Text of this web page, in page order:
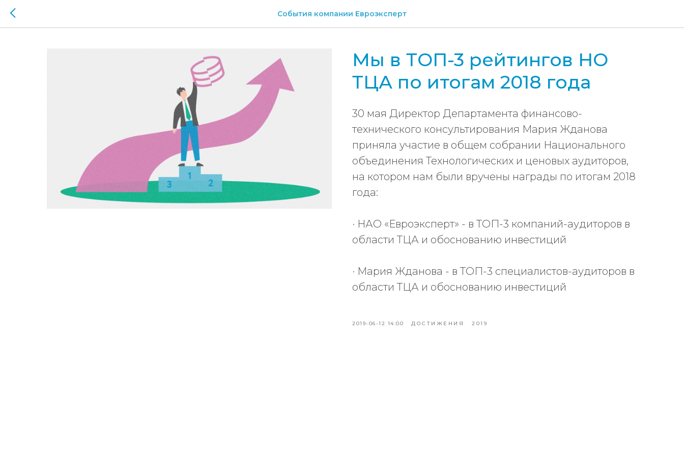
События компании Евроэксперт
Мы в ТОП-3 рейтингов НО
ТЦА по итогам 2018 года
30 мая Директор Департамента финансово-
технического консультирования Мария Жданова
приняла участие в общем собрании Национального
объединения Технологических и ценовых аудиторов,
на котором нам были вручены награды по итогам 2018
года:
· НАО «Евроэксперт» - в ТОП-3 компаний-аудиторов в
области ТЦА и обоснованию инвестиций
· Мария Жданова - в ТОП-3 специалистов-аудиторов в
области ТЦА и обоснованию инвестиций
2019-06-12 14:00 ДОСТИЖЕНИЯ 2019